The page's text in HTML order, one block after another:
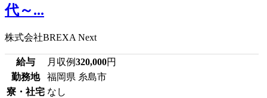
代～...
株式会社BREXA Next
給与 月収例320,000円
勤務地
福岡県 糸島市
寮・社宅 なし